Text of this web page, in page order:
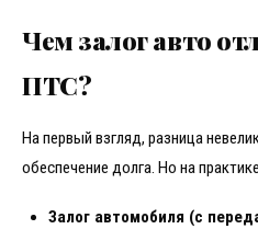
Чем залог авто
ПТС?
На первый взгляд, разница
обеспечение долга. Но на
Залог автомобиля (с